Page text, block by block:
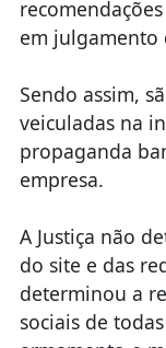
em julgamento
Sendo assim,
veiculadas na
propaganda
empresa.
A Justiça não
do site e das
determinou a
sociais de